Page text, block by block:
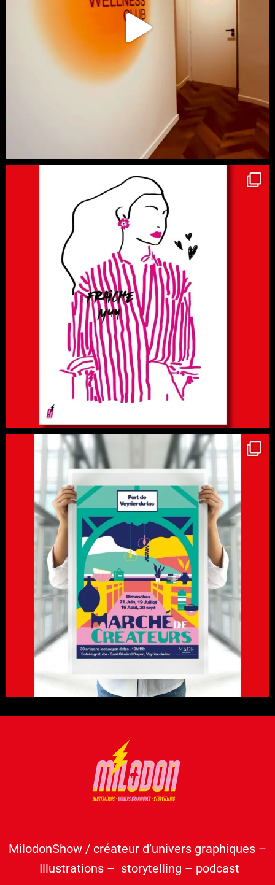
MilodonShow / créateur d’univers graphiques –
Illustrations – storytelling – podcast